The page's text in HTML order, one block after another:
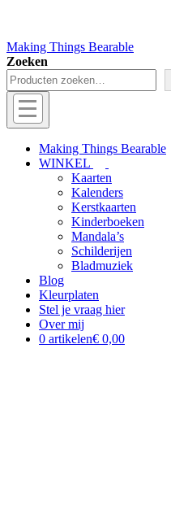
Making Things Bearable
Zoeken
Hoofd
navigatie
Menu
Making Things Bearable
WINKEL
Kaarten
Kalenders
Kerstkaarten
Kinderboeken
Mandala’s
Schilderijen
Bladmuziek
Blog
Kleurplaten
Stel je vraag hier
Over mij
0 artikelen€ 0,00